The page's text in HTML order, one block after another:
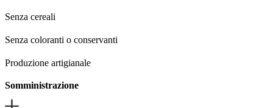
Senza cereali
Senza coloranti o conservanti
Produzione artigianale
Somministrazione